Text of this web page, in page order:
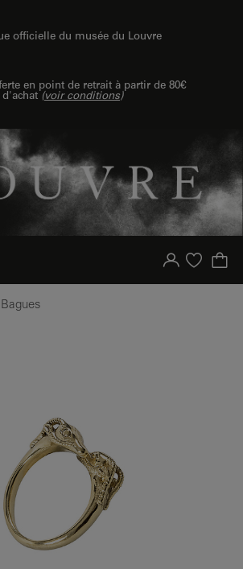
officielle du musée du Louvre
en point de retrait à partir de 80€
d'achat (voir conditions)
Votre compte
Liste d'achat
Bagues